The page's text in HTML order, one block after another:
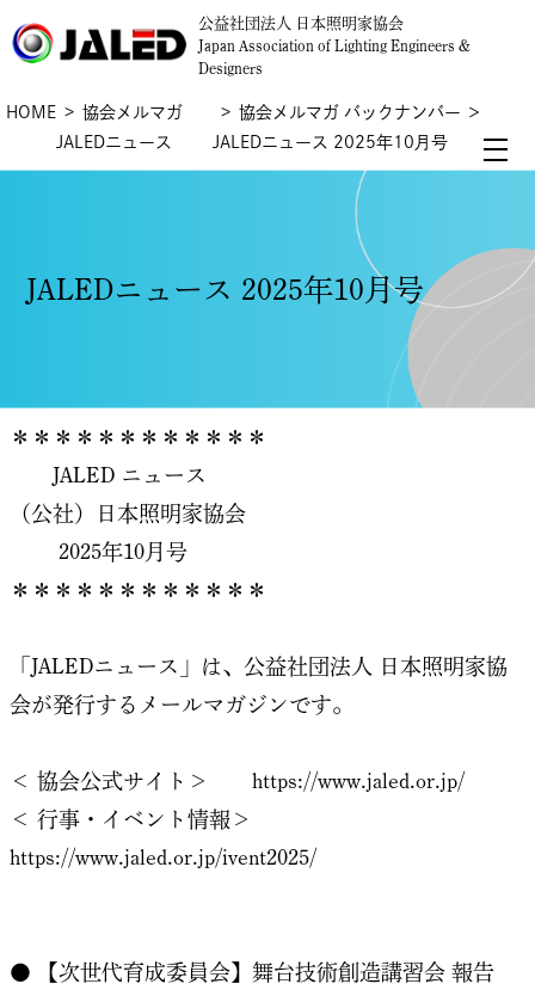
公益社団法人 日本照明家協会
Japan Association of Lighting Engineers &
Designers
HOME
協会メルマガ
JALEDニュース
協会メルマガ バックナンバー ＞
JALEDニュース 2025年10月号
JALEDニュース 2025年10月号
＊＊＊＊＊＊＊＊＊＊＊＊
JALED ニュース
（公社）日本照明家協会
2025年10月号
＊＊＊＊＊＊＊＊＊＊＊＊
「JALEDニュース」は、公益社団法人 日本照明家協
会が発行するメールマガジンです。
＜ 協会公式サイト＞ https://www.jaled.or.jp/
＜ 行事・イベント情報＞
https://www.jaled.or.jp/ivent2025/
● 【次世代育成委員会】舞台技術創造講習会 報告